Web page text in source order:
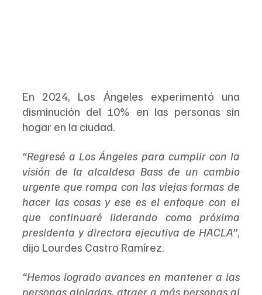
En 2024, Los Ángeles experimentó una
disminución del 10% en las personas sin
hogar en la ciudad.
“Regresé a Los Ángeles para cumplir con la
visión de la alcaldesa Bass de un cambio
urgente que rompa con las viejas formas de
hacer las cosas y ese es el enfoque con el
que continuaré liderando como próxima
presidenta y directora ejecutiva de HACLA”,
dijo Lourdes Castro Ramírez.
“Hemos logrado avances en mantener a las
personas alojadas, atraer a más personas al